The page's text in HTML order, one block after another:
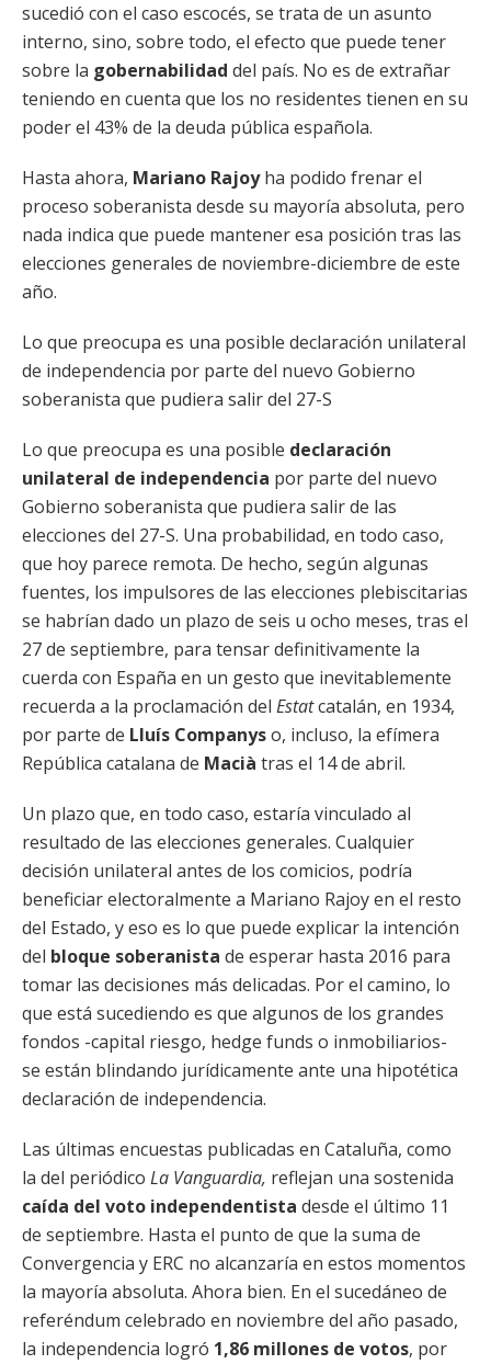
sucedió con el caso escocés, se trata de un asunto
interno, sino, sobre todo, el efecto que puede tener
sobre la gobernabilidad del país. No es de extrañar
teniendo en cuenta que los no residentes tienen en su
poder el 43% de la deuda pública española.
Hasta ahora, Mariano Rajoyha podido frenar el
proceso soberanista desde su mayoría absoluta, pero
nada indica que puede mantener esa posición tras las
elecciones generales de noviembre-diciembre de este
año.
Lo que preocupa es una posible declaración unilateral
de independencia por parte del nuevo Gobierno
soberanista que pudiera salir del 27-S
Lo que preocupa es una posible declaración
unilateral de independencia por parte del nuevo
Gobierno soberanista que pudiera salir de las
elecciones del 27-S. Una probabilidad, en todo caso,
que hoy parece remota. De hecho, según algunas
fuentes, los impulsores de las elecciones plebiscitarias
se habrían dado un plazo de seis u ocho meses, tras el
27 de septiembre, para tensar definitivamente la
cuerda con España en un gesto que inevitablemente
recuerda a la proclamación del Estatcatalán, en 1934,
por parte de Lluís Companyso, incluso, la efímera
República catalana de Macià tras el 14 de abril.
Un plazo que, en todo caso, estaría vinculado al
resultado de las elecciones generales. Cualquier
decisión unilateral antes de los comicios, podría
beneficiar electoralmente a Mariano Rajoy en el resto
del Estado, y eso es lo que puede explicar la intención
del bloque soberanista de esperar hasta 2016 para
tomar las decisiones más delicadas. Por el camino, lo
que está sucediendo es que algunos de los grandes
fondos -capital riesgo, hedge funds o inmobiliarios-
se están blindando jurídicamente ante una hipotética
declaración de independencia.
Las últimas encuestas publicadas en Cataluña, como
la del periódico La Vanguardia, reflejan una sostenida
caída del voto independentista desde el último 11
de septiembre. Hasta el punto de que la suma de
Convergencia y ERC no alcanzaría en estos momentos
la mayoría absoluta. Ahora bien. En el sucedáneo de
referéndum celebrado en noviembre del año pasado,
la independencia logró 1,86 millones de votos, por